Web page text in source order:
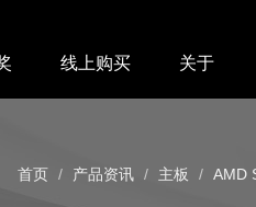
线上购买 关于
首页 产品资讯 主板 AMD